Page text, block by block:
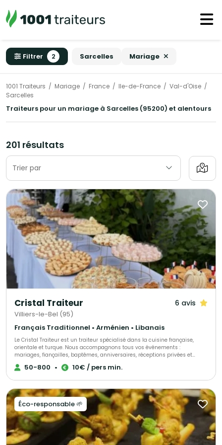
Filtrer 2 Sarcelles Mariage
1001 Traiteurs Mariage France Ile-de-France
Val-d'Oise
Sarcelles
Traiteurs pour un mariage à Sarcelles (95200) et alentours
201 résultats
Trier par
Cristal Traiteur 6 avis
Villiers-le-Bel (95)
Français Traditionnel • Arménien • Libanais
Le Cristal Traiteur est un traiteur spécialisé dans la cuisine française,
orientale et turque. Nous accompagnons tous vos événements :
mariages, fiançailles, baptêmes, anniversaires, réceptions privées et
professionnelles. Nous proposons des buffets, cocktails, salades, plats
variés, plateaux de fruits, buffets sucrés, pièces montées, boissons ainsi
inoubliables.
50-800 • 10€ / pers min.
Éco-responsable 🌱